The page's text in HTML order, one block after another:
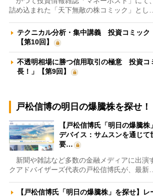
詰め込まれた「天下無敵の株コミック」とし…
テクニカル分析・集中講義 投資コミック
【第10回】
不透明相場に勝つ信用取引の極意 投資コ
長！」【第9回】
戸松信博の明日の爆騰株を探せ！
【戸松信博氏「明日の爆騰
デバイス：サムスンを通じて
要…
新聞や雑誌など多数の金融メディアに出演
クアドバイザーズ代表の戸松信博氏が、最新…
【戸松信博氏「明日の爆騰株」を探せ】